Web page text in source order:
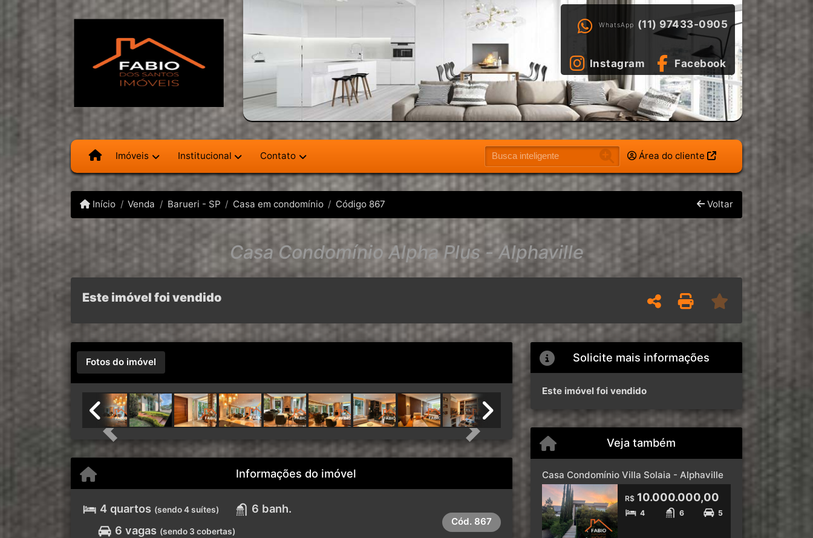
WhatsApp (11) 97433-0905
Instagram Facebook
Imóveis Institucional Contato Área do cliente
Início Venda Barueri - SP Casa em condomínio Código 867 Voltar
Casa Condomínio Alpha Plus - Alphaville
Este imóvel foi vendido
Fotos do imóvel
Previous Next
Informações do imóvel
4 quartos (sendo 4 suítes)
6 banh.
6 vagas (sendo 3 cobertas)
Cód. 867
Solicite mais informações
Este imóvel foi vendido
Veja também
Casa Condomínio Villa Solaia - Alphaville
R$10.000.000,00
4 6 5